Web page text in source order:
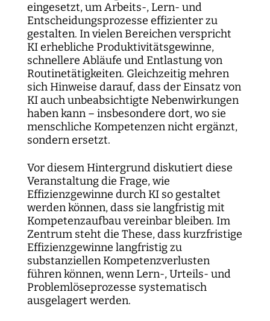
Propaganda
Dynamiken der digitalen Mobilisierung
Lokale digitale Öffentlichkeiten
Digitalisierung und Öffnung der Wissenschaft
Bildung für die digitale Welt
Normsetzung und Entscheidungsverfahren
Digitalisierung und vernetzte Sicherheit
Sicherheit und Transparenz digitaler
Prozesse
Technik, Macht und Herrschaft
WEIZENBAUM DIGITAL SCIENCE CENTER
Metaforschung
Forschungssynthesen
Weizenbaum Panel
Methodenlab
FORSCHENDE
Forschende
Principal Investigators
Fellowships
WEITERE SEITEN
Forschungsprojekte
Open-Access-Publikationsfonds
Weizenbaum-Podcasts
Zusammenhalt in der vernetzten Gesellschaft
Pizza und...
Policy Roundtables
Jahresberichte
Weizenbaum Library
Open-Access-Publikationsfonds
Weizenbaum-Filmnacht
DigiMeet
Institut
Principal Investigators
Institutsrat
Kuratorium
Beirat
Netzwerk
Transfer und Dialog
Kommunikation
Personal
Finanzen
IT
Karriereförderung
Stellenangebote
Fellowships
Presse
Newsletter
eingesetzt, um Arbeits-, Lern- und
Entscheidungsprozesse effizienter zu
gestalten. In vielen Bereichen verspricht
KI erhebliche Produktivitätsgewinne,
schnellere Abläufe und Entlastung von
Routinetätigkeiten. Gleichzeitig mehren
sich Hinweise darauf, dass der Einsatz von
KI auch unbeabsichtigte Nebenwirkungen
haben kann – insbesondere dort, wo sie
menschliche Kompetenzen nicht ergänzt,
sondern ersetzt.
Vor diesem Hintergrund diskutiert diese
Veranstaltung die Frage, wie
Effizienzgewinne durch KI so gestaltet
werden können, dass sie langfristig mit
Kompetenzaufbau vereinbar bleiben. Im
Zentrum steht die These, dass kurzfristige
Effizienzgewinne langfristig zu
substanziellen Kompetenzverlusten
führen können, wenn Lern-, Urteils- und
Problemlöseprozesse systematisch
ausgelagert werden.